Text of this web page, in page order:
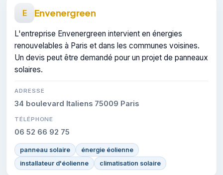
E Envenergreen
L'entreprise Envenergreen intervient en énergies
renouvelables à Paris et dans les communes voisines.
Un devis peut être demandé pour un projet de panneaux
solaires.
ADRESSE
34 boulevard Italiens 75009 Paris
TÉLÉPHONE
06 52 66 92 75
panneau solaire
énergie éolienne
installateur d'éolienne
climatisation solaire